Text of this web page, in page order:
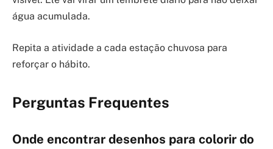
água acumulada.
Repita a atividade a cada estação chuvosa para
reforçar o hábito.
Perguntas Frequentes
Onde encontrar desenhos para colorir do